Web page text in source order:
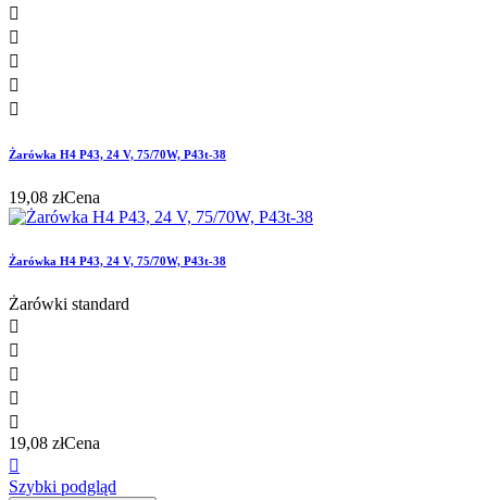





Żarówka H4 P43, 24 V, 75/70W, P43t-38
19,08 złCena
Żarówka H4 P43, 24 V, 75/70W, P43t-38
Żarówki standard





19,08 złCena

Szybki podgląd